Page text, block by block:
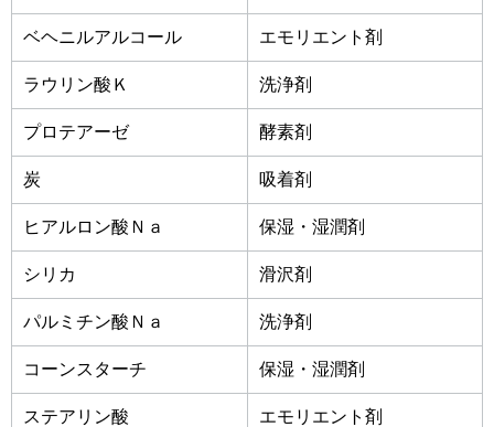
ベヘニルアルコール エモリエント剤
ラウリン酸Ｋ 洗浄剤
プロテアーゼ 酵素剤
炭 吸着剤
ヒアルロン酸Ｎａ 保湿・湿潤剤
シリカ 滑沢剤
パルミチン酸Ｎａ 洗浄剤
コーンスターチ 保湿・湿潤剤
ステアリン酸 エモリエント剤